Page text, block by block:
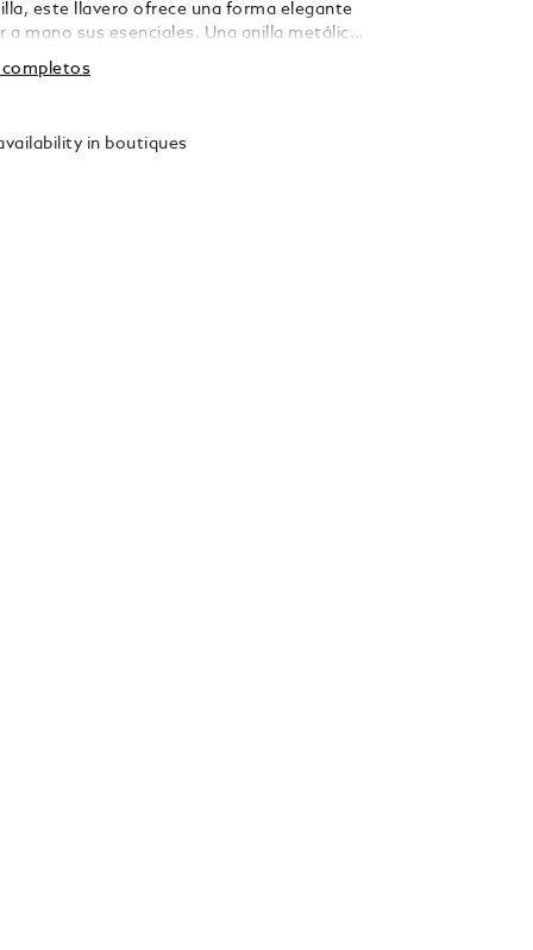
este llavero ofrece una forma elegante
a mano sus esenciales. Una anilla metálica
versatilidad práctica, que le permite
llaves con una elegancia sobria.
completos
in boutiques